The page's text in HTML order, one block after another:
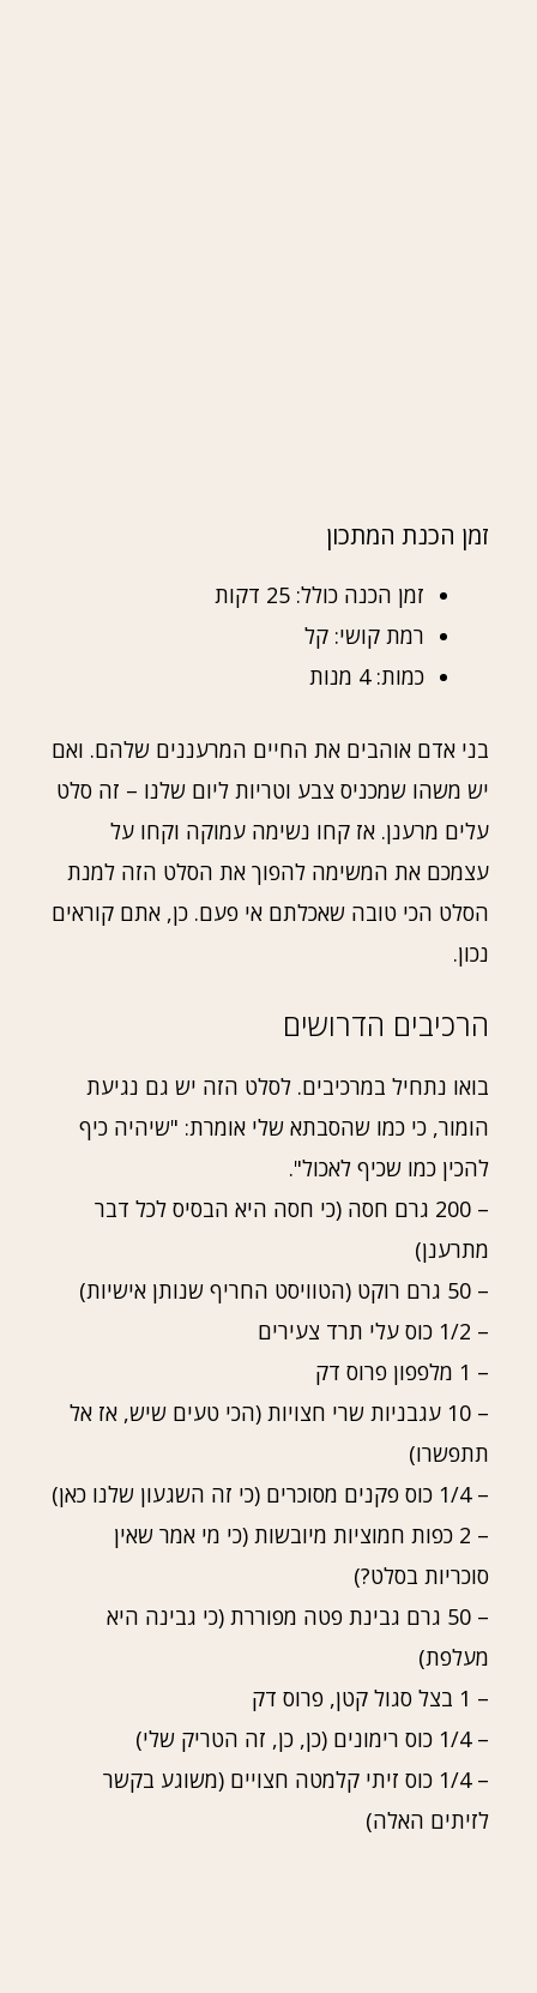
זמן הכנת המתכון
זמן הכנה כולל: 25 דקות
רמת קושי: קל
כמות: 4 מנות
בני אדם אוהבים את החיים המרעננים שלהם. ואם
יש משהו שמכניס צבע וטריות ליום שלנו – זה סלט
עלים מרענן. אז קחו נשימה עמוקה וקחו על
עצמכם את המשימה להפוך את הסלט הזה למנת
הסלט הכי טובה שאכלתם אי פעם. כן, אתם קוראים
נכון.
הרכיבים הדרושים
בואו נתחיל במרכיבים. לסלט הזה יש גם נגיעת
הומור, כי כמו שהסבתא שלי אומרת: "שיהיה כיף
להכין כמו שכיף לאכול".
– 200 גרם חסה (כי חסה היא הבסיס לכל דבר
מתרענן)
– 50 גרם רוקט (הטוויסט החריף שנותן אישיות)
– 1/2 כוס עלי תרד צעירים
– 1 מלפפון פרוס דק
– 10 עגבניות שרי חצויות (הכי טעים שיש, אז אל
תתפשרו)
– 1/4 כוס פקנים מסוכרים (כי זה השגעון שלנו כאן)
– 2 כפות חמוציות מיובשות (כי מי אמר שאין
סוכריות בסלט?)
– 50 גרם גבינת פטה מפוררת (כי גבינה היא
מעלפת)
– 1 בצל סגול קטן, פרוס דק
– 1/4 כוס רימונים (כן, כן, זה הטריק שלי)
– 1/4 כוס זיתי קלמטה חצויים (משוגע בקשר
לזיתים האלה)